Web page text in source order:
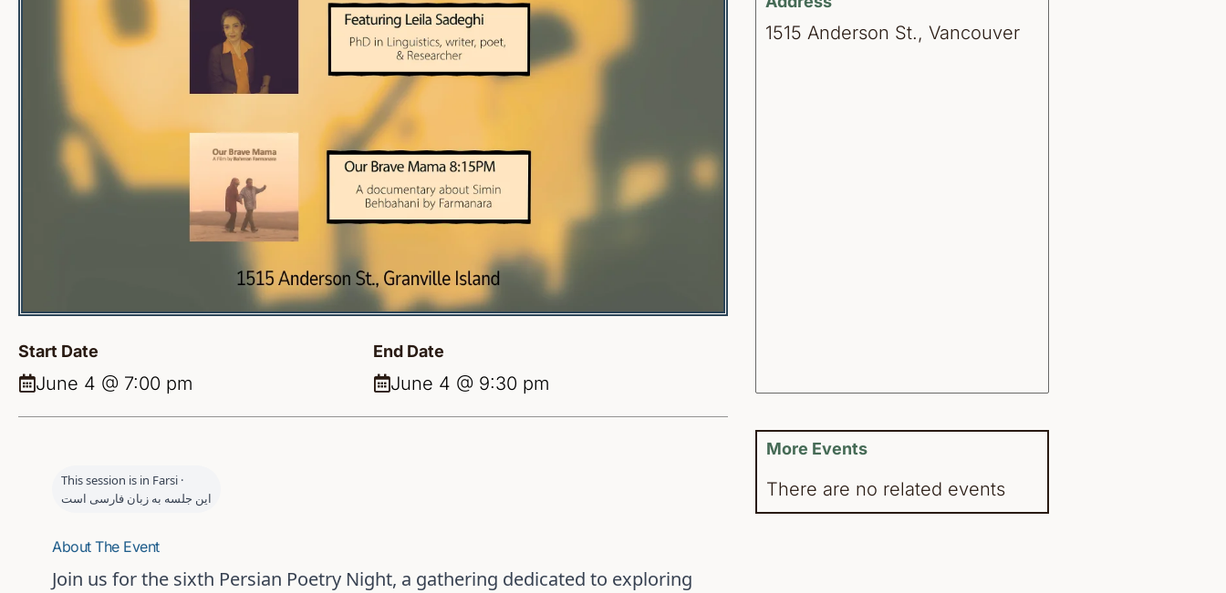
Start Date
June 4 @ 7:00 pm
End Date
June 4 @ 9:30 pm
This session is in Farsi ·
این جلسه به زبان فارسی است
About The Event
Join us for the sixth Persian Poetry Night, a gathering dedicated to exploring
1515 Anderson St., Vancouver
More Events
There are no related events